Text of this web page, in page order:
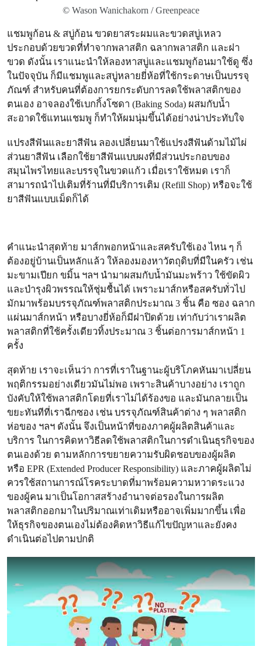
© Wason Wanichakorn / Greenpeace
แชมพูก้อน & สบู่ก้อน ขวดยาสระผมและขวดสบู่เหลว
ประกอบด้วยขวดที่ทำจากพลาสติก ฉลากพลาสติก และฝา
ขวด ดังนั้น เราแนะนำให้ลองหาสบู่และแชมพูก้อนมาใช้ดู ซึ่ง
ในปัจจุบัน ก็มีแชมพูและสบู่หลายยี่ห้อที่ใช้กระดาษเป็นบรรจุ
ภัณฑ์ สำหรับคนที่ต้องการยกระดับการลดใช้พลาสติกของ
ตนเอง อาจลองใช้เบกกิ้งโซดา (Baking Soda) ผสมกับน้ำ
สะอาดใช้แทนแชมพู ก็ทำให้ผมนุ่มขึ้นได้อย่างน่าประทับใจ
แปรงสีฟันและยาสีฟัน ลองเปลี่ยนมาใช้แปรงสีฟันด้ามไม้ไผ่
ส่วนยาสีฟัน เลือกใช้ยาสีฟันแบบผงที่มีส่วนประกอบของ
สมุนไพรไทยและบรรจุในขวดแก้ว เมื่อเราใช้หมด เราก็
สามารถนำไปเติมที่ร้านที่มีบริการเติม (Refill Shop) หรือจะใช้
ยาสีฟันแบบเม็ดก็ได้
คำแนะนำสุดท้าย มาส์กพอกหน้าและสครับใช้เอง ไหน ๆ ก็
ต้องอยู่บ้านเป็นหลักแล้ว ให้ลองมองหาวัตถุดิบที่มีในครัว เช่น
มะขามเปียก ขมิ้น ฯลฯ นำมาผสมกับน้ำมันมะพร้าว ใช้ขัดผิว
และบำรุงผิวพรรณให้ชุ่มชื้นได้ เพราะมาส์กหรือสครับทั่วไป
มักมาพร้อมบรรจุภัณฑ์พลาสติกประมาณ 3 ชิ้น คือ ซอง ฉลาก
แผ่นมาส์กหน้า หรือบางยี่ห้อก็มีฝาปิดด้วย เท่ากับว่าเราผลิต
พลาสติกที่ใช้ครั้งเดียวทิ้งประมาณ 3 ชิ้นต่อการมาส์กหน้า 1
ครั้ง
สุดท้าย เราจะเห็นว่า การที่เราในฐานะผู้บริโภคหันมาเปลี่ยน
พฤติกรรมอย่างเดียวมันไม่พอ เพราะสินค้าบางอย่าง เราถูก
บังคับให้ใช้พลาสติกโดยที่เราไม่ได้ร้องขอ และมันกลายเป็น
ขยะทันทีที่เราฉีกซอง เช่น บรรจุภัณฑ์สินค้าต่าง ๆ พลาสติก
ห่อของ ฯลฯ ดังนั้น จึงเป็นหน้าที่ของภาคผู้ผลิตสินค้าและ
บริการ ในการคิดหาวิธีลดใช้พลาสติกในการดำเนินธุรกิจของ
ตนเองด้วย ตามหลักการขยายความรับผิดชอบของผู้ผลิต
หรือ EPR (Extended Producer Responsibility) และภาคผู้ผลิตไม่
ควรใช้สถานการณ์โรคระบาดที่มาพร้อมความหวาดระแวง
ของผู้คน มาเป็นโอกาสสร้างอำนาจต่อรองในการผลิต
พลาสติกออกมาในปริมาณเท่าเดิมหรืออาจเพิ่มมากขึ้น เพื่อ
ให้ธุรกิจของตนเองไม่ต้องคิดหาวิธีแก้ไขปัญหาและยังคง
ดำเนินต่อไปตามปกติ